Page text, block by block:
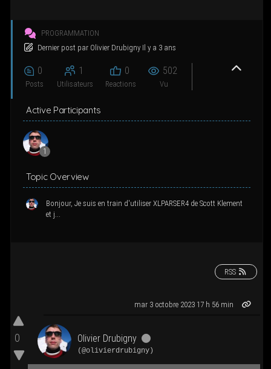
PROGRAMMATION
Der­nier post par Oli­vier Dru­bi­gny Il y a 3 ans
0
Posts
1
Uti­li­sa­teurs
0
Reac­tions
502
Vu
Active Participants
1
Topic Overview
Bonjour, Je suis en train d'utiliser XLPARSER4 de Scott Klement
et j...
RSS
0
mar 3 octobre 2023 17 h 56 min
Oli­vier Dru­bi­gny
(@olivierdrubigny)